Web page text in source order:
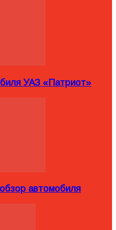
УАЗ «Патриот»
автомобиля